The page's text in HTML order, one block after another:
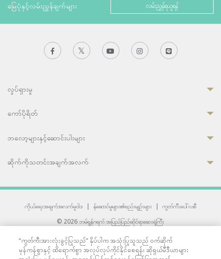
မြေပုံနှင့်လမ်းညွှန်ချက်များ လမ်းညွှန်ရယူရန်
လှုပ်ရှားမှု
ကော်ပိုရိတ်
ဘလော့များနှင့်ဆောင်းပါးများ
ဆိုက်ကိုသတင်းအချက်အလက်
ကိုယ်ရေးအချက်အလက်မူဝါဒ | န်ဆောင်မှုများ၏စည်းမျဉ်းများ |
ကွတ်ကီးပေါ်လစီ
© 2026 ဘမ်ရွန်ဂရက် အပြည်ပြည်ဆိုင်ရာဆေးရုံကြီး
33 Sukhumvit 3, Wattana, Bangkok 10110 Thailand.
All rights reserved.
“ကွတ်ကီးအားလုံးခွင့်ပြုသည်” နှိပ်ပါက အသုံးပြုသူသည် ဝက်ဆိုက်
မှန်ကန်စွာနှင့် ထိရောက်စွာ အလုပ်လုပ်ကိုင်နိုင်စေရန်၊ ဆိုရှယ်မီဒီယာများ